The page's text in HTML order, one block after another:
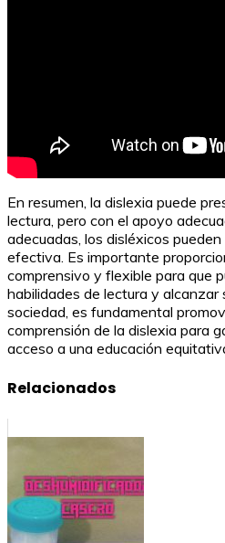
En resumen, la dislexia puede
lectura, pero con el apoyo
adecuadas, los disléxicos
efectiva. Es importante
comprensivo y flexible para que
habilidades de lectura y alcanzar
sociedad, es fundamental
comprensión de la dislexia para
acceso a una educación
Relacionados